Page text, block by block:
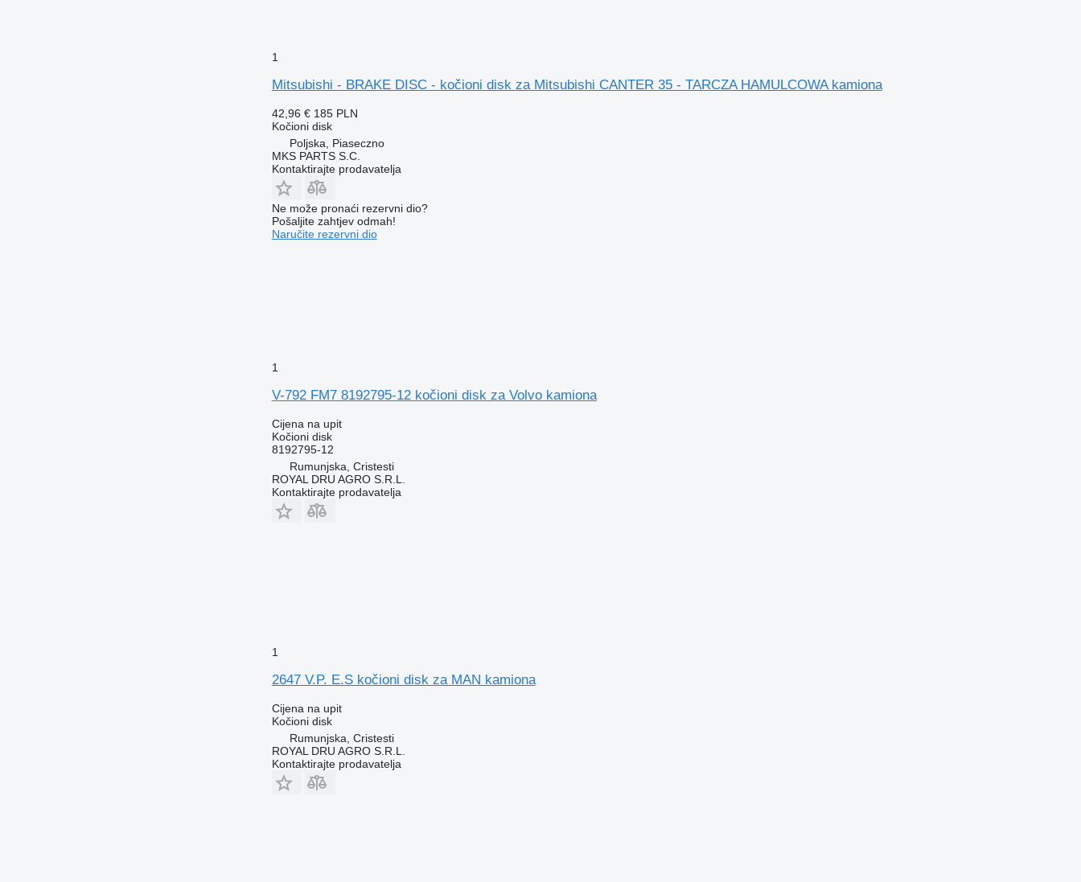
1
Mitsubishi - BRAKE DISC - kočioni disk za Mitsubishi CANTER 35 - TARCZA HAMULCOWA kamiona
42,96 € 185 PLN
Kočioni disk
Poljska, Piaseczno
MKS PARTS S.C.
Kontaktirajte prodavatelja
Ne može pronaći rezervni dio?
Pošaljite zahtjev odmah!
Naručite rezervni dio
1
V-792 FM7 8192795-12 kočioni disk za Volvo kamiona
Cijena na upit
Kočioni disk
8192795-12
Rumunjska, Cristesti
ROYAL DRU AGRO S.R.L.
Kontaktirajte prodavatelja
1
2647 V.P. E.S kočioni disk za MAN kamiona
Cijena na upit
Kočioni disk
Rumunjska, Cristesti
ROYAL DRU AGRO S.R.L.
Kontaktirajte prodavatelja